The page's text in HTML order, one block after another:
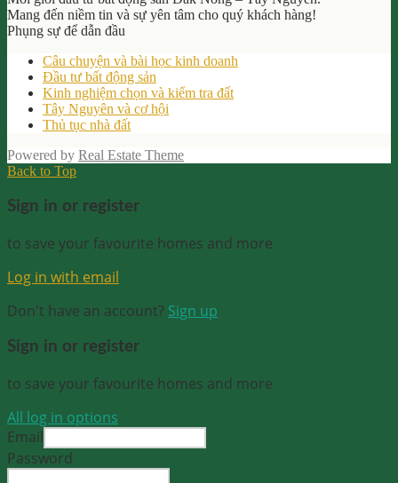
Mang đến niềm tin và sự yên tâm cho quý khách hàng!
Phụng sự để dẫn đầu
Câu chuyện và bài học kinh doanh
Đầu tư bất động sản
Kinh nghiệm chọn và kiểm tra đất
Tây Nguyên và cơ hội
Thủ tục nhà đất
Powered by Real Estate Theme
Back to Top
Sign in or register
to save your favourite homes and more
Log in with email
Don't have an account? Sign up
Sign in or register
to save your favourite homes and more
All log in options
Email
Password